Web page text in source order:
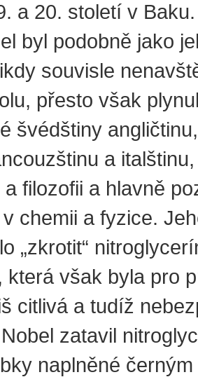
a 20. století v Baku.
byl podobně jako
souvisle
přesto však
švédštiny
a
filozofii a hlavně
chemii a fyzice.
„zkrotit“
která však byla pro
citlivá a tudíž
zatavil
naplněné